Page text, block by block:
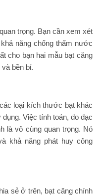
trọng. Bạn cần xem xét
năng chống thấm nước
cho bạn hai mẫu bạt căng
bền bỉ.
loại kích thước bạt khác
Việc tính toán, đo đạc
là vô cùng quan trọng. Nó
khả năng phát huy công
sẻ ở trên, bạt căng chính